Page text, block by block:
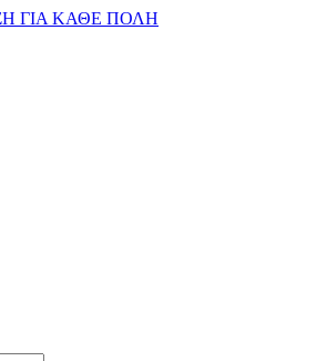
ΓΙΑ ΚΑΘΕ ΠΟΛΗ